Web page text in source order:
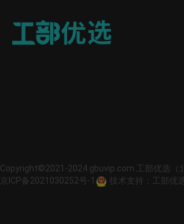
Copyright©2021-2024 gbuvip.com 工部优选（
京ICP备2021030252号-1
技术支持：工部优